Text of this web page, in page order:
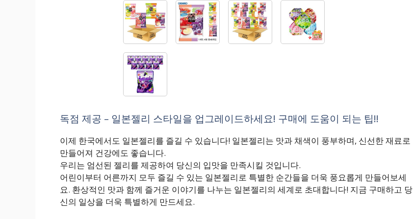
독점 제공 – 일본젤리 스타일을 업그레이드하세요! 구매에 도움이 되는 팁!!
이제 한국에서도 일본젤리를 즐길 수 있습니다! 일본젤리는 맛과 채색이 풍부하며, 신선한 재료로
만들어져 건강에도 좋습니다.
우리는 엄선된 젤리를 제공하여 당신의 입맛을 만족시킬 것입니다.
어린이부터 어른까지 모두 즐길 수 있는 일본젤리로 특별한 순간들을 더욱 풍요롭게 만들어보세
요. 환상적인 맛과 함께 즐거운 이야기를 나누는 일본젤리의 세계로 초대합니다! 지금 구매하고 당
신의 일상을 더욱 특별하게 만드세요.